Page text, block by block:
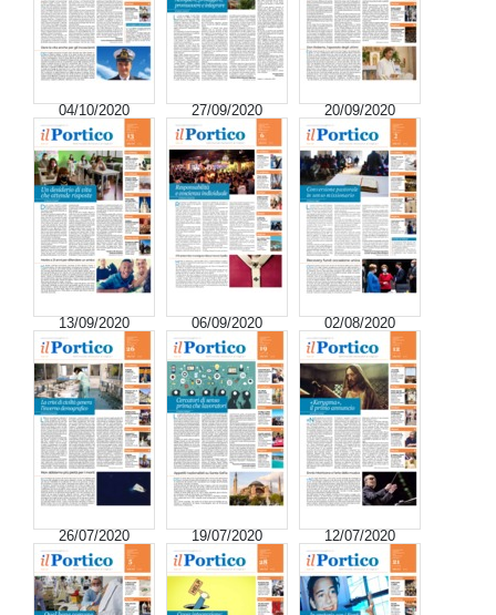
04/10/2020 27/09/2020 20/09/2020
13/09/2020 06/09/2020 02/08/2020
26/07/2020 19/07/2020 12/07/2020